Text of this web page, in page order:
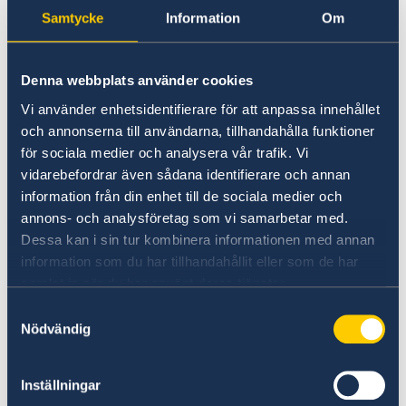
Samtycke Information Om
Denna webbplats använder cookies
Vi använder enhetsidentifierare för att anpassa innehållet
och annonserna till användarna, tillhandahålla funktioner
för sociala medier och analysera vår trafik. Vi
vidarebefordrar även sådana identifierare och annan
information från din enhet till de sociala medier och
annons- och analysföretag som vi samarbetar med.
Dessa kan i sin tur kombinera informationen med annan
information som du har tillhandahållit eller som de har
samlat in när du har använt deras tjänster.
Nödvändig
Inställningar
Lokala lagar och sedvänjor
Kriminalitet och personlig säkerhet
Försäkringsskydd
Övriga upplysningar
Resa med barn
utfärdats av annan myndighet - SEK 200 / EUR
18
Körkort - SEK 450 / EUR 40
Utlämningsavgift för körkort som initierats och
betalats i Sverige - SEK 200 / EUR 18
Hindersprövning - SEK 200 / EUR 18